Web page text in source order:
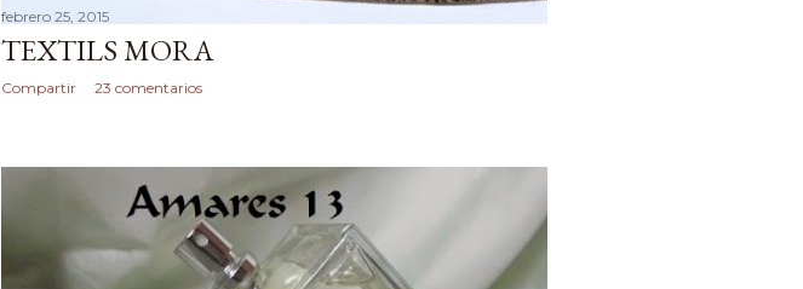
febrero 25, 2015
TEXTILS MORA
Compartir 23 comentarios